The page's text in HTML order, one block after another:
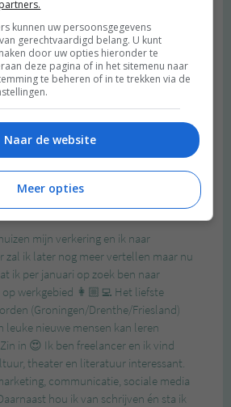
kunnen uw persoonsgegevens
gerechtvaardigd belang. U kunt
door uw opties hieronder te
deze pagina of in het sitemenu naar
te beheren of in te trekken via de
Naar de website
Meer opties